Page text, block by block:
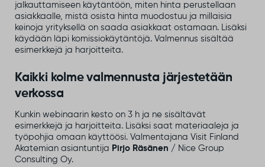
jalkauttamiseen käytäntöön, miten hinta perustellaan
asiakkaalle, mistä osista hinta muodostuu ja millaisia
keinoja yrityksellä on saada asiakkaat ostamaan. Lisäksi
käydään läpi komissiokäytäntöjä. Valmennus sisältää
esimerkkejä ja harjoitteita.
Kaikki kolme valmennusta järjestetään
verkossa
Kunkin webinaarin kesto on 3 h ja ne sisältävät
esimerkkejä ja harjoitteita. Lisäksi saat materiaaleja ja
työpohjia omaan käyttöösi. Valmentajana Visit Finland
Akatemian asiantuntija Pirjo Räsänen / Nice Group
Consulting Oy.